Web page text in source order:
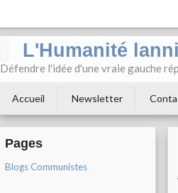
L'Humanité
Défendre l'idée d'une vraie gauche
Accueil Newsletter
Pages
Blogs Communistes